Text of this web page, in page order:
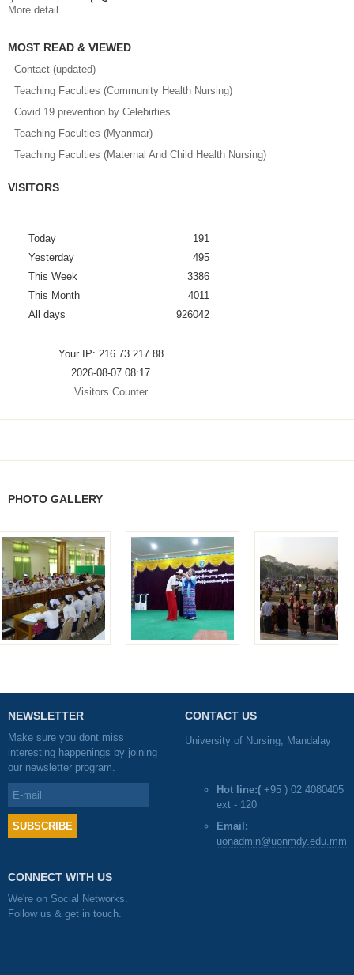
More detail
MOST READ & VIEWED
Contact (updated)
Teaching Faculties (Community Health Nursing)
Covid 19 prevention by Celebirties
Teaching Faculties (Myanmar)
Teaching Faculties (Maternal And Child Health Nursing)
VISITORS
Today
Yesterday
This Week
This Month
All days
191
495
3386
4011
926042
Your IP: 216.73.217.88
2026-08-07 08:17
Visitors Counter
PHOTO GALLERY
NEWSLETTER
Make sure you dont miss
interesting happenings by joining
our newsletter program.
CONTACT US
University of Nursing, Mandalay
Hot line:( +95 ) 02 4080405
ext - 120
Email:
uonadmin@uonmdy.edu.mm
CONNECT WITH US
We're on Social Networks.
Follow us & get in touch.